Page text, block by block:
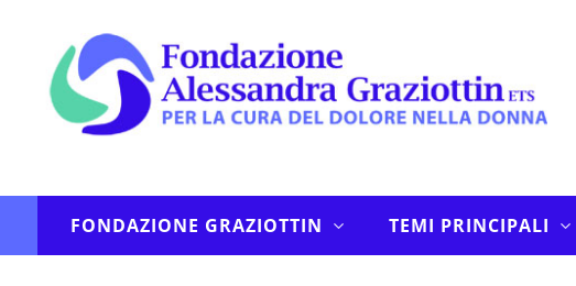
FONDAZIONE GRAZIOTTIN TEMI PRINCIPALI